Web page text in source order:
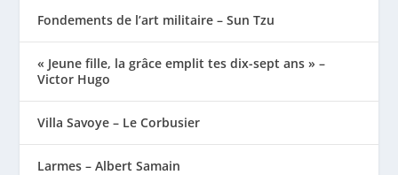
Fondements de l’art militaire – Sun Tzu
« Jeune fille, la grâce emplit tes dix-sept ans » –
Victor Hugo
Villa Savoye – Le Corbusier
Larmes – Albert Samain